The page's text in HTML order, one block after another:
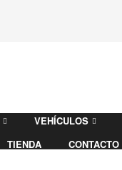
VEHÍCULOS
TIENDA CONTACTO